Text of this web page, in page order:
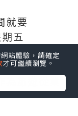
就要
五
司在Office
業界發出了
旅遊從業
聯絡預計有
站體驗，請確定
才可繼續瀏覽。